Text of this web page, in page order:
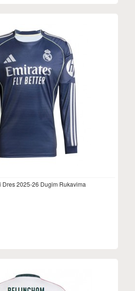
Dres 2025-26 Dugim Rukavima